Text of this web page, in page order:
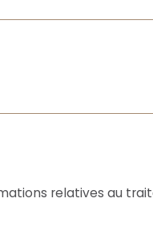
relatives au